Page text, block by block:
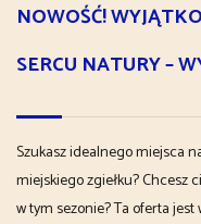
NOWOŚĆ!
SERCU NATURY –
Szukasz idealnego miejsca
miejskiego zgiełku? Chcesz
w tym sezonie? Ta oferta jest